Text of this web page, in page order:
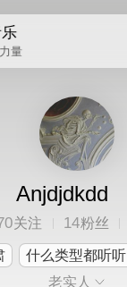
量
Anjdjdkdd
关注 14粉丝
什么类型都听听
老实人